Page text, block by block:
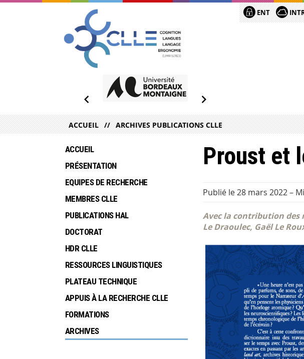
ENT
ACCUEIL ARCHIVES PUBLICATIONS CLLE
Proust et
Publié le 28 mars 2022–
Avec la contribution des
Le Draoulec, Gaël Le
ACCUEIL
PRÉSENTATION
EQUIPES DE RECHERCHE
MEMBRES CLLE
PUBLICATIONS HAL
DOCTORAT
HDR CLLE
RESSOURCES LINGUISTIQUES
PLATEAU TECHNIQUE
APPUIS À LA RECHERCHE CLLE
FORMATIONS
ARCHIVES